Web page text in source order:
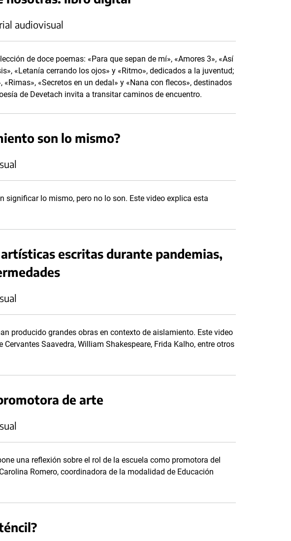
audiovisual
de doce poemas: «Para que sepan de mí», «Amores 3», «Así
«Letanía cerrando los ojos» y «Ritmo», dedicados a la juventud;
«Rimas», «Secretos en un dedal» y «Nana con flecos», destinados
de Devetach invita a transitar caminos de encuentro.
son lo mismo?
significar lo mismo, pero no lo son. Este video explica esta
escritas durante pandemias,
producido grandes obras en contexto de aislamiento. Este video
Cervantes Saavedra, William Shakespeare, Frida Kalho, entre otros
de arte
una reflexión sobre el rol de la escuela como promotora del
Romero, coordinadora de la modalidad de Educación